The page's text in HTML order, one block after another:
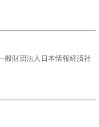
般財団法人日本情報経済社